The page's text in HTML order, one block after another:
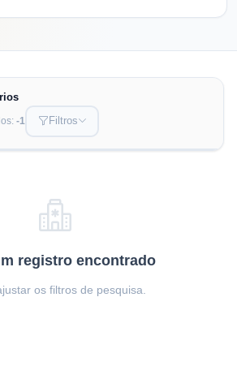
-1 Filtros
ESPECIALIDADE
Limpar
registro encontrado
os filtros de pesquisa.